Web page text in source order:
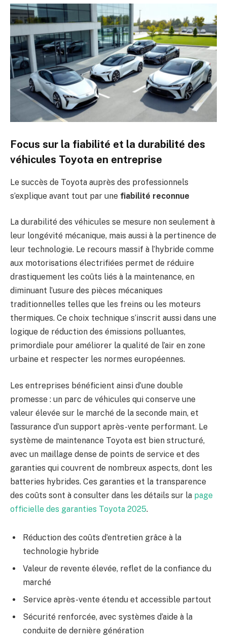
Focus sur la fiabilité et la durabilité des
véhicules Toyota en entreprise
Le succès de Toyota auprès des professionnels
s’explique avant tout par une fiabilité reconnue
La durabilité des véhicules se mesure non seulement à
leur longévité mécanique, mais aussi à la pertinence de
leur technologie. Le recours massif à l’hybride comme
aux motorisations électrifiées permet de réduire
drastiquement les coûts liés à la maintenance, en
diminuant l’usure des pièces mécaniques
traditionnelles telles que les freins ou les moteurs
thermiques. Ce choix technique s’inscrit aussi dans une
logique de réduction des émissions polluantes,
primordiale pour améliorer la qualité de l’air en zone
urbaine et respecter les normes européennes.
Les entreprises bénéficient ainsi d’une double
promesse : un parc de véhicules qui conserve une
valeur élevée sur le marché de la seconde main, et
l’assurance d’un support après-vente performant. Le
système de maintenance Toyota est bien structuré,
avec un maillage dense de points de service et des
garanties qui couvrent de nombreux aspects, dont les
batteries hybrides. Ces garanties et la transparence
des coûts sont à consulter dans les détails sur la page
officielle des garanties Toyota 2025.
Réduction des coûts d’entretien grâce à la
technologie hybride
Valeur de revente élevée, reflet de la confiance du
marché
Service après-vente étendu et accessible partout
Sécurité renforcée, avec systèmes d’aide à la
conduite de dernière génération